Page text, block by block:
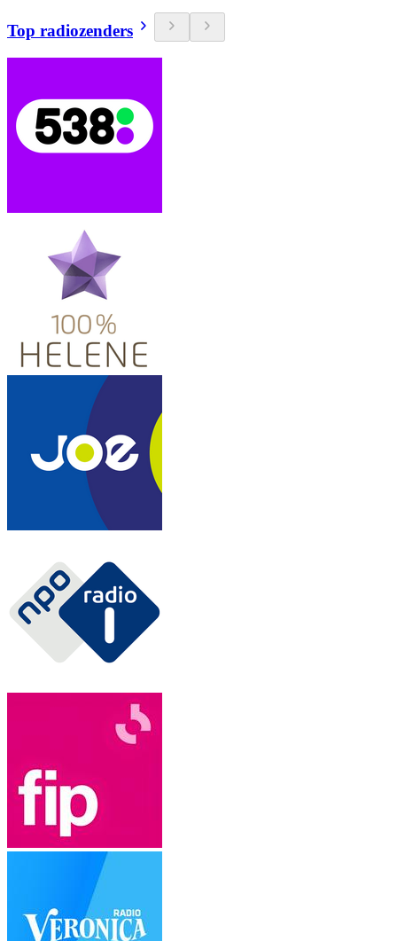
Top radiozenders